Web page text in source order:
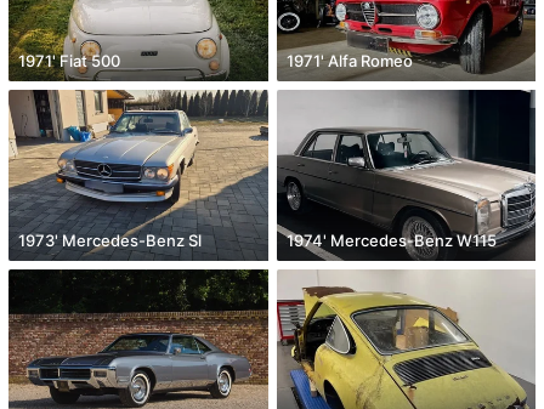
1971' Fiat 500 1971' Alfa Romeo
1973' Mercedes-Benz Sl 1974' Mercedes-Benz W115